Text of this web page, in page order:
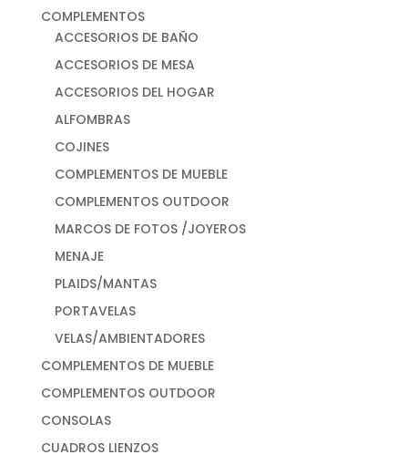
COMPLEMENTOS
ACCESORIOS DE BAÑO
ACCESORIOS DE MESA
ACCESORIOS DEL HOGAR
ALFOMBRAS
COJINES
COMPLEMENTOS DE MUEBLE
COMPLEMENTOS OUTDOOR
MARCOS DE FOTOS /JOYEROS
MENAJE
PLAIDS/MANTAS
PORTAVELAS
VELAS/AMBIENTADORES
COMPLEMENTOS DE MUEBLE
COMPLEMENTOS OUTDOOR
CONSOLAS
CUADROS LIENZOS